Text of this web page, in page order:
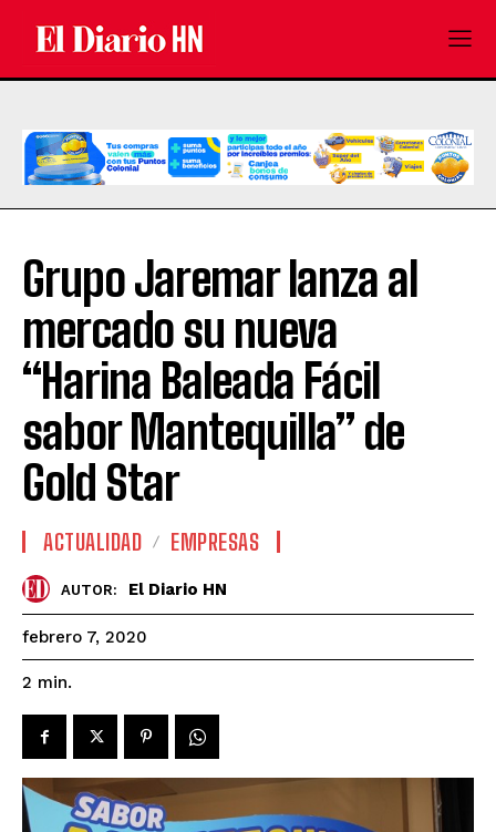
Grupo Jaremar lanza al
mercado su nueva
“Harina Baleada Fácil
sabor Mantequilla” de
Gold Star
ACTUALIDAD EMPRESAS
AUTOR: El Diario HN
febrero 7, 2020
2 min.